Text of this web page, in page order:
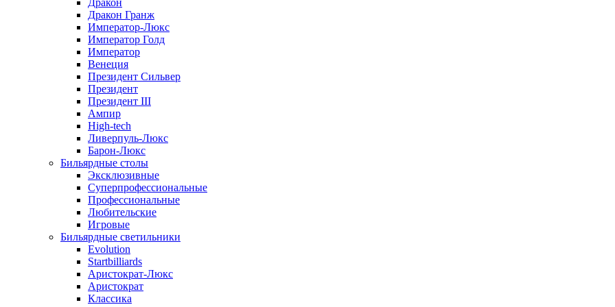
Дракон
Дракон Гранж
Император-Люкс
Император Голд
Император
Венеция
Президент Сильвер
Президент
Президент III
Ампир
High-tech
Ливерпуль-Люкс
Барон-Люкс
Бильярдные столы
Эксклюзивные
Суперпрофессиональные
Профессиональные
Любительские
Игровые
Бильярдные светильники
Evolution
Startbilliards
Аристократ-Люкс
Аристократ
Классика